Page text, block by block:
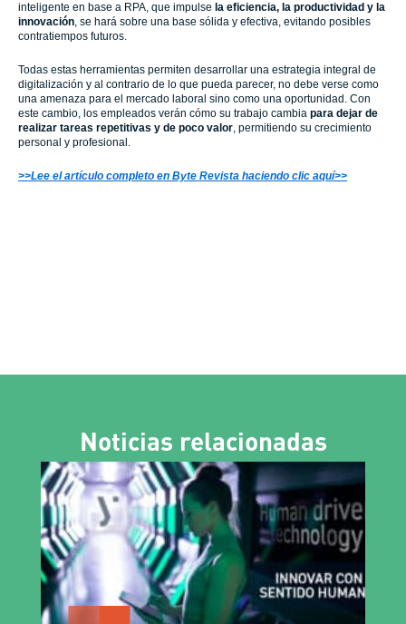
inteligente en base a RPA, que impulse la eficiencia, la productividad y la
innovación, se hará sobre una base sólida y efectiva, evitando posibles
contratiempos futuros.
Todas estas herramientas permiten desarrollar una estrategia integral de
digitalización y al contrario de lo que pueda parecer, no debe verse como
una amenaza para el mercado laboral sino como una oportunidad. Con
este cambio, los empleados verán cómo su trabajo cambia para dejar de
realizar tareas repetitivas y de poco valor, permitiendo su crecimiento
personal y profesional.
>>Lee el artículo completo en Byte Revista haciendo clic aquí>>
Noticias relacionadas